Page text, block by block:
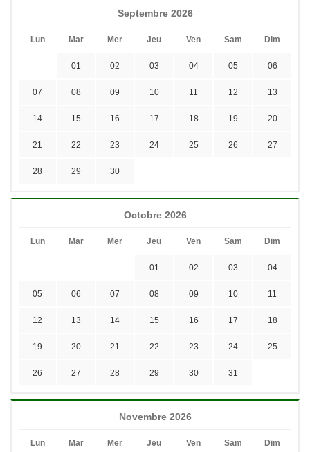
Septembre 2026
Lun Mar Mer Jeu Ven Sam Dim
01 02 03 04 05 06
07 08 09 10 11 12 13
14 15 16 17 18 19 20
21 22 23 24 25 26 27
28 29 30
Octobre 2026
Lun Mar Mer Jeu Ven Sam Dim
01 02 03 04
05 06 07 08 09 10 11
12 13 14 15 16 17 18
19 20 21 22 23 24 25
26 27 28 29 30 31
Novembre 2026
Lun Mar Mer Jeu Ven Sam Dim